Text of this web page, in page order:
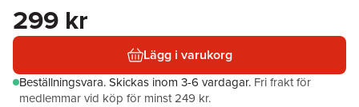
299 kr
Lägg i varukorg
Beställningsvara.Skickas inom 3-6 vardagar. Fri frakt för
medlemmar vid köp för minst 249 kr.